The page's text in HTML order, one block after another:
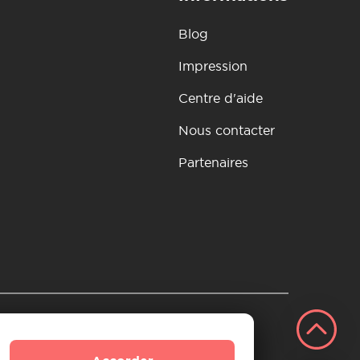
Blog
Impression
Centre d'aide
Nous contacter
Partenaires
et remboursement